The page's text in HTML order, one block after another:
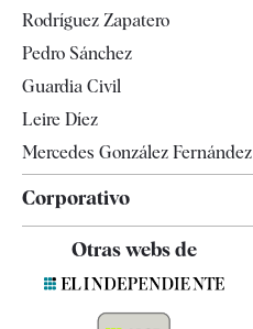
Televisión
Rodríguez Zapatero
Pedro Sánchez
Guardia Civil
Leire Díez
Mercedes González Fernández
Corporativo
Contacto
Otras webs de